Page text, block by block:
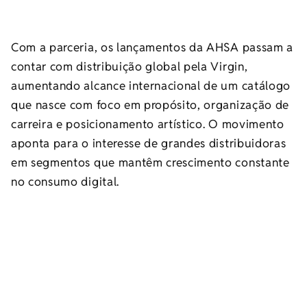
Com a parceria, os lançamentos da AHSA passam a
contar com distribuição global pela Virgin,
aumentando alcance internacional de um catálogo
que nasce com foco em propósito, organização de
carreira e posicionamento artístico. O movimento
aponta para o interesse de grandes distribuidoras
em segmentos que mantêm crescimento constante
no consumo digital.